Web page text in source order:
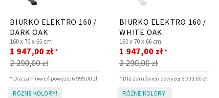
BIURKO ELEKTRO 160 /
DARK OAK
160 x 70 x 66 cm
2 290,00 zł
Cena
promocyjna
1 947,00 zł *
* Dla zamówień powyżej 6 999,00 zł
BIURKO ELEKTRO 160 /
WHITE OAK
160 x 70 x 66 cm
2 290,00 zł
Cena
promocyjna
1 947,00 zł *
* Dla zamówień powyżej 6 999,00 zł
RÓŻNE KOLORY! RÓŻNE KOLORY!